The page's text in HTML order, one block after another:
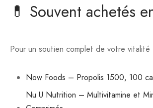
💊 Souvent achetés
Pour un soutien complet de votre vitalité
Now Foods – Propolis 1500, 100
Nu U Nutrition – Multivitamine et